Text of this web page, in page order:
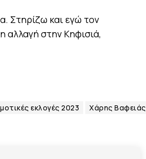
Στηρίζω και εγώ τον
αλλαγή στην Κηφισιά,
εκλογές 2023 Χάρης Βαφειάς